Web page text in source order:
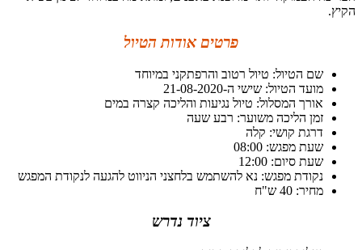
הקיץ.
פרטים אודות הטיול
שם הטיול: טיול רטוב והרפתקני במיוחד
מועד הטיול: שישי ה-21-08-2020
אורך המסלול: טיול נגיעות והליכה קצרה במים
זמן הליכה משוער: רבע שעה
דרגת קושי: קלה
שעת מפגש: 08:00
שעת סיום: 12:00
נקודת מפגש: נא להשתמש בלחצני הניווט להגעה לנקודת המפגש
מחיר: 40 ש"ח
ציוד נדרש